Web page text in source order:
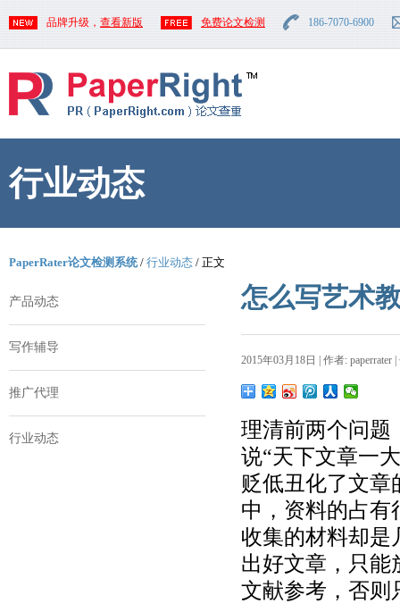
品牌升级， 查看新版 免费论文检测 186-7070-6900
行业动态
PaperRater论文检测系统/ 行业动态 / 正文
产品动态
写作辅导
推广代理
行业动态
怎么写艺术
2015年03月18日 | 作者: paperrater
理清前两个问题
说“天下文章一
贬低丑化了文
中，资料的占有
收集的材料却是
出好文章，只能
文献参考，否则